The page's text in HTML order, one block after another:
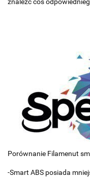
znaleźć coś
Porównanie Filamenut
-Smart ABS posiada